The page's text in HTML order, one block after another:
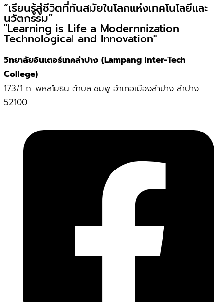
“เรียนรู้สู่ชีวิตที่ทันสมัยในโลกแห่งเทคโนโลยีและ
นวัตกรรม”
"Learning is Life a Modernnization
Technological and Innovation"
วิทยาลัยอินเตอร์เทคลำปาง (Lampang Inter-Tech
College)
173/1 ถ. พหลโยธิน ตำบล ชมพู อำเภอเมืองลำปาง ลำปาง
52100